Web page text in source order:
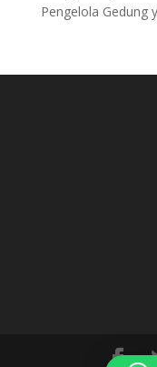
Pengelola Gedung